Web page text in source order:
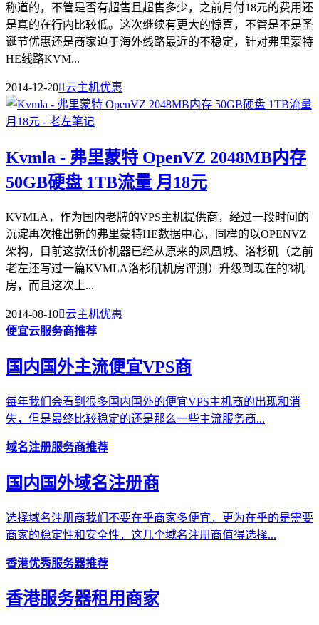
称道的，不管是否有超售且超售多少，之前月付18元的费用还
是真的在行内比较低。这次继续有更大的惊喜，不管是不是圣
诞节优惠还是商家迫于海外线路最近的不稳定，针对弗里蒙特
HE线路KVM...
2014-12-20云主机优惠
Kvmla - 弗里蒙特 OpenVZ 2048MB内存
50GB硬盘 1TB流量 月18元
KVMLA，作为国内老牌的VPS主机提供商，经过一段时间的
沉淀再次推出新的弗里蒙特HE数据中心，同样的以OPENVZ
架构，目前这款低价机器已经从原来的凤凰城、洛杉矶（之前
老左还写过一篇KVMLA洛杉矶机房评测）升级到现在的3机
房，而且这次上...
2014-08-10云主机优惠
便宜云服务商推荐
国内国外主流便宜VPS商
每年我们会看到很多国内国外的便宜VPS主机商的出现和消
失，但是最终比较稳定的还是那么一些主流服务商...
域名注册服务商推荐
国内国外域名注册商
选择域名注册商我们不要在乎商家多便宜，更为在乎的是需要
商家的稳定性和安全性，这几个域名注册商值得选择...
香港优秀服务器推荐
香港服务器租用商家